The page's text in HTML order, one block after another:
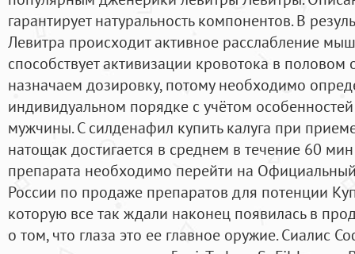
гарантирует натуральность компонентов. В
Левитра происходит активное расслабление
способствует активизации кровотока в
назначаем дозировку, потому необходимо
индивидуальном порядке с учётом
мужчины. С силденафил купить калуга при
натощак достигается в среднем в течение 60
препарата необходимо перейти на
России по продаже препаратов для потенции
которую все так ждали наконец появилась в
о том, что глаза это ее главное оружие. Сиалис